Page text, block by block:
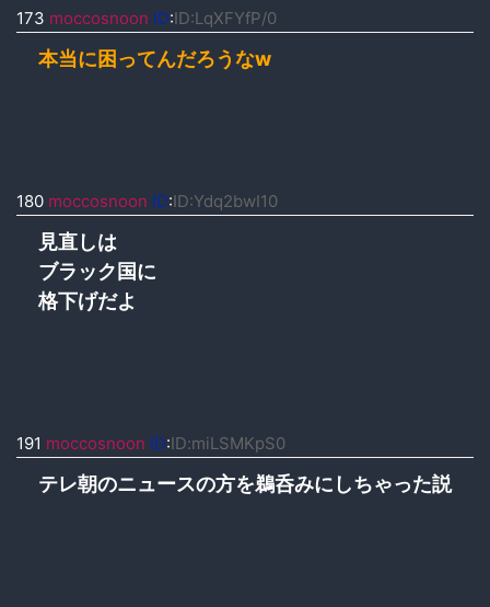
173 moccosnoon ID:ID:LqXFYfP/0
本当に困ってんだろうなw
180 moccosnoon ID:ID:Ydq2bwI10
見直しは
ブラック国に
格下げだよ
191 moccosnoon ID:ID:miLSMKpS0
テレ朝のニュースの方を鵜呑みにしちゃった説